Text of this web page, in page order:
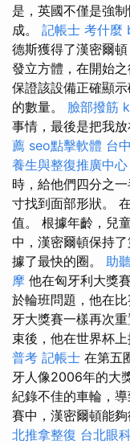
是，英國不僅是強
成。 記帳士 考什麼
德斯獲得了漢密爾頓
發立方體，在開始
保證該設備正確顯
的數量。 臉部撥筋
事情，最後是把我
薦 seo點擊軟體 台
養生與整復推廣中心
時，給他們四分之
寸找到面部形狀。
值。 根據年齡，兒
中，漢密爾頓保持
據了最快的圈。 助
摩 他在匈牙利大獎
於輪班問題，他在
牙大獎賽一樣再次重
束後，他在世界杯
普考 記帳士 在第五
牙人像2006年的大
紀錄不佳的車輪，導
賽中，漢密爾頓能夠
北推拿整復 台北眼